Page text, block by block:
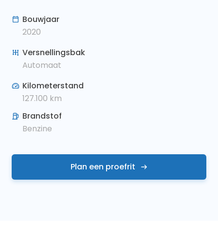
Bouwjaar
2020
Versnellingsbak
Automaat
Kilometerstand
127.100 km
Brandstof
Benzine
Plan een proefrit